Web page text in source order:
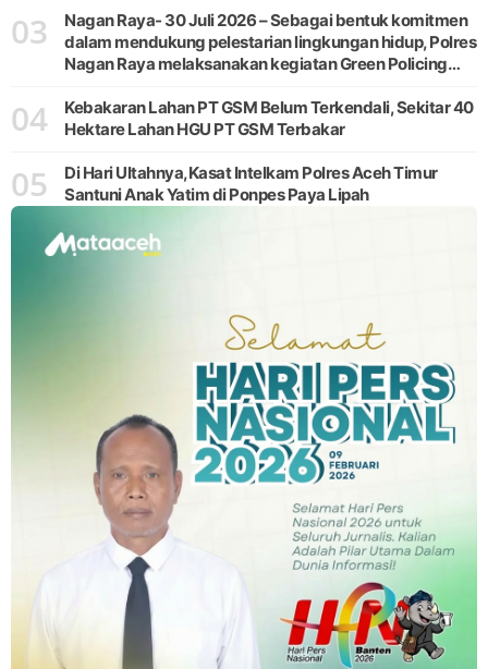
03
Nagan Raya- 30 Juli 2026 – Sebagai bentuk komitmen
dalam mendukung pelestarian lingkungan hidup, Polres
Nagan Raya melaksanakan kegiatan Green Policing
Kecamatan Beutong, Kabupaten
04
Kebakaran Lahan PT GSM Belum Terkendali, Sekitar 40
Hektare Lahan HGU PT GSM Terbakar
05
Di Hari Ultahnya,Kasat Intelkam Polres Aceh Timur
Santuni Anak Yatim di Ponpes Paya Lipah